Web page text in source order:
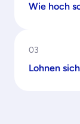
Wie hoch
03
Lohnen